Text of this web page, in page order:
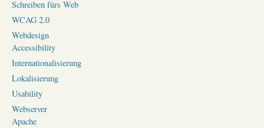
Schreiben fürs Web
WCAG 2.0
Webdesign
Accessibility
Internationalisierung
Lokalisierung
Usability
Webserver
Apache